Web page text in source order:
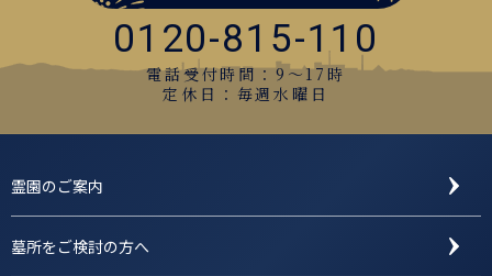
0120-815-110
電話受付時間：9〜17時
定休日：毎週水曜日
霊園のご案内
墓所をご検討の方へ